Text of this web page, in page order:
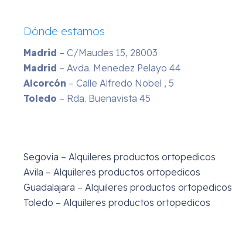
Dónde estamos
Madrid – C/Maudes 15, 28003
Madrid – Avda. Menedez Pelayo 44
Alcorcón – Calle Alfredo Nobel , 5
Toledo – Rda. Buenavista 45
Segovia – Alquileres productos ortopedicos
Avila – Alquileres productos ortopedicos
Guadalajara – Alquileres productos ortopedicos
Toledo – Alquileres productos ortopedicos